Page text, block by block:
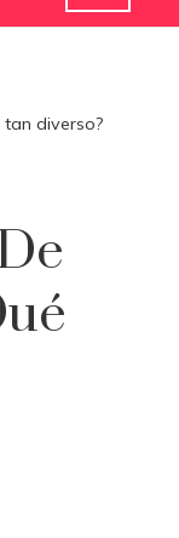
tan diverso?